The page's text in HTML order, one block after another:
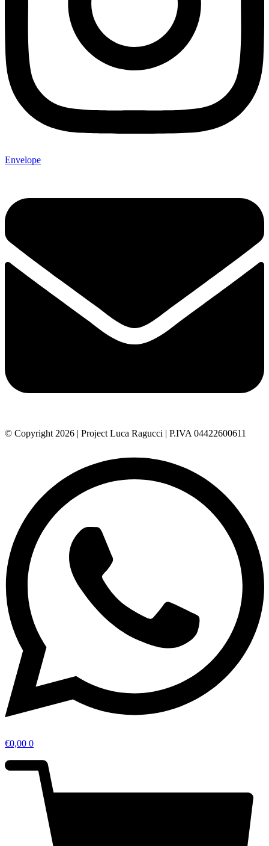
Envelope
© Copyright 2026 | Project Luca Ragucci | P.IVA 04422600611
€0,00 0